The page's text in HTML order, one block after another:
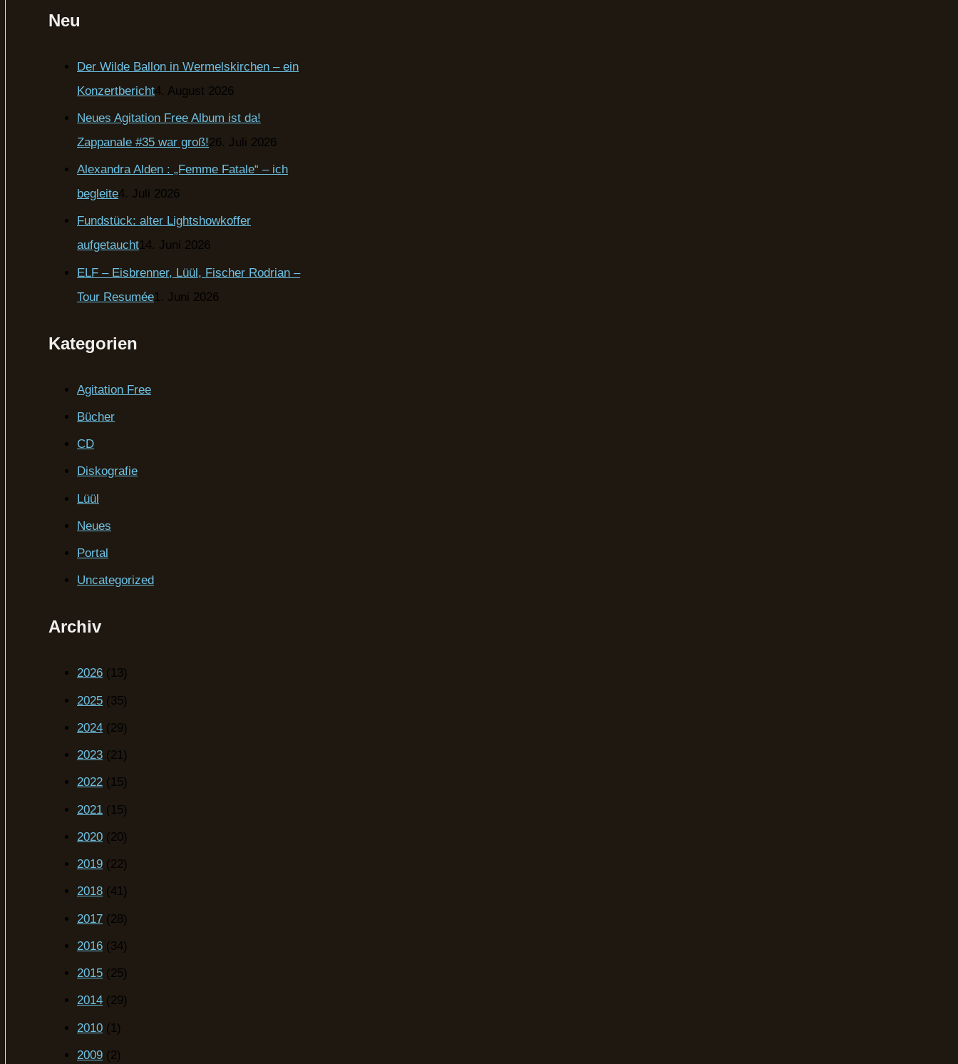
Neu
Der Wilde Ballon in Wermelskirchen – ein
Konzertbericht4. August 2026
Neues Agitation Free Album ist da!
Zappanale #35 war groß!26. Juli 2026
Alexandra Alden : „Femme Fatale“ – ich
begleite4. Juli 2026
Fundstück: alter Lightshowkoffer
aufgetaucht14. Juni 2026
ELF – Eisbrenner, Lüül, Fischer Rodrian –
Tour Resumée1. Juni 2026
Kategorien
Agitation Free
Bücher
CD
Diskografie
Lüül
Neues
Portal
Uncategorized
Archiv
2026 (13)
2025 (35)
2024 (29)
2023 (21)
2022 (15)
2021 (15)
2020 (20)
2019 (22)
2018 (41)
2017 (28)
2016 (34)
2015 (25)
2014 (29)
2010 (1)
2009 (2)